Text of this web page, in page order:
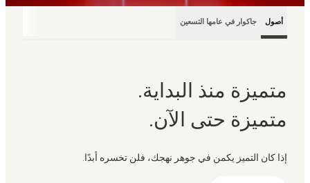
أصول جاكوار في عامها التسعين
متميزة منذ البداية.
متميزة حتى الآن.
إذا كان التميز يكمن في جوهر نهجك، فلن تخسره أبدًا.